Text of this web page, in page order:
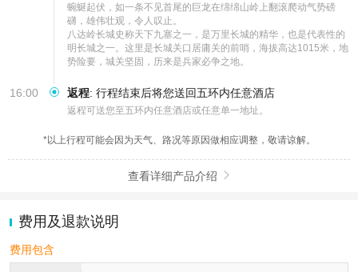
蜿蜒起伏，如一条不见首尾的巨龙在绵绵山岭上翻滚爬动气势磅
礴，雄伟壮观，令人叹止。
八达岭长城史称天下九塞之一，是万里长城的精华，也是代表性的
明长城之一。这里是长城关口居庸关的前哨，海拔高达1015米，地
势险要，城关坚固，历来是兵家必争之地。
16:00 返程: 行程结束后将您送回五环内任意酒店
返程可送您至五环内任意酒店或任意单一地址。
*以上行程可能会因为天气、路况等原因做相应调整，敬请谅解。
查看详细产品介绍 
费用及退款说明
费用包含